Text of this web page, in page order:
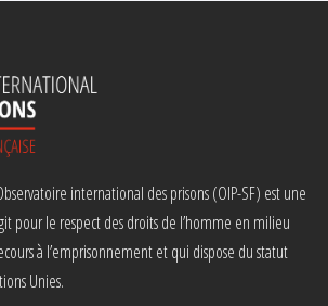
international des prisons (OIP-SF) est une
pour le respect des droits de l’homme en milieu
à l’emprisonnement et qui dispose du statut
Unies.